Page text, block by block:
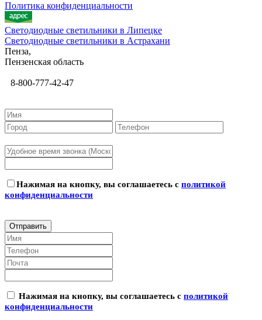
Политика конфиденциальности
Светодиодные светильники в Липецке
Светодиодные светильники в Астрахани
Пенза,
Пензенская область
8-800-777-42-47
Нажимая на кнопку, вы соглашаетесь с политикой
конфиденциальности
Нажимая на кнопку, вы соглашаетесь с политикой
конфиденциальности